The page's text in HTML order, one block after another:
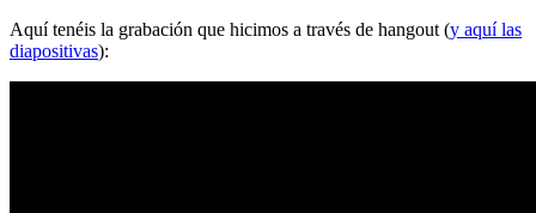
Aquí tenéis la grabación que hicimos a través de hangout (y aquí las
diapositivas):